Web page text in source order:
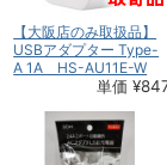
【大阪店のみ取扱品】
USBアダプター Type-
A 1A HS-AU11E-W
単価